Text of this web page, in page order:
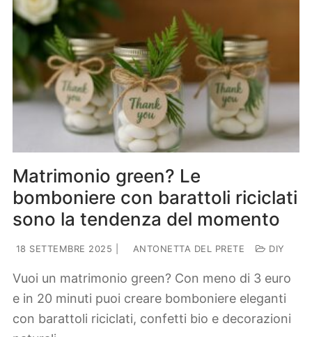
Matrimonio green? Le
bomboniere con barattoli riciclati
sono la tendenza del momento
18 SETTEMBRE 2025 ANTONETTA DEL PRETE DIY
Vuoi un matrimonio green? Con meno di 3 euro
e in 20 minuti puoi creare bomboniere eleganti
con barattoli riciclati, confetti bio e decorazioni